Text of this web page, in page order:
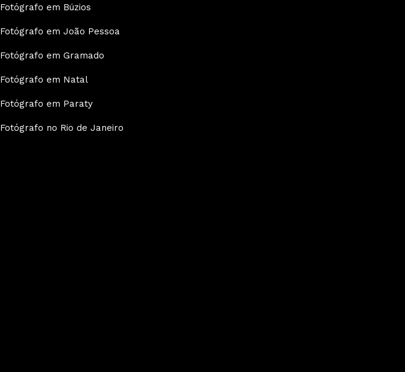
Fotógrafo em Búzios
Fotógrafo em João Pessoa
Fotógrafo em Gramado
Fotógrafo em Natal
Fotógrafo em Paraty
Fotógrafo no Rio de Janeiro